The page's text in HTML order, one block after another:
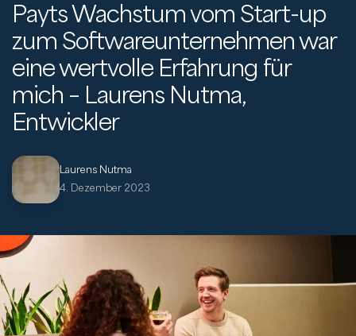
Payts Wachstum vom Start-up
zum Softwareunternehmen war
eine wertvolle Erfahrung für
mich – Laurens Nutma,
Entwickler
Laurens Nutma
4. Dezember 2023